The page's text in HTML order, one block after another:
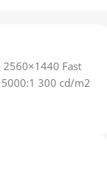
2560×1440 Fast
5000:1 300 cd/m2